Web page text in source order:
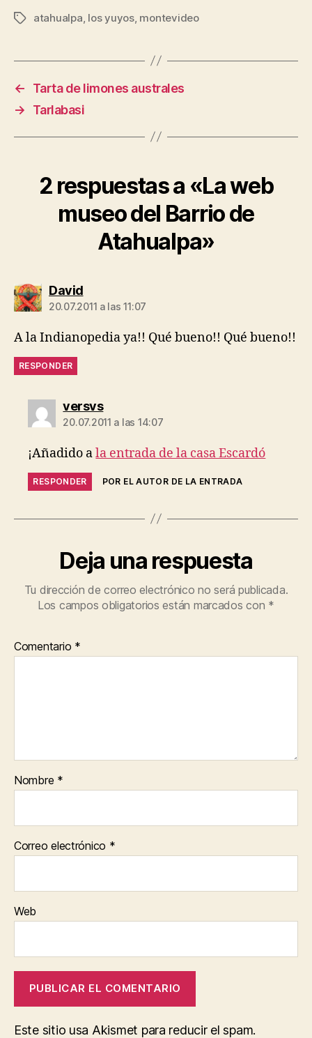
Etiquetas
atahualpa los yuyos, montevideo
←
Tarta de limones australes
→
Tarlabasi
2 respuestas a «La web
museo del Barrio de
Atahualpa»
Daviddice:
20.07.2011 a las 11:07
A la Indianopedia ya!! Qué bueno!! Qué bueno!!
RESPONDER
versvsdice:
20.07.2011 a las 14:07
¡Añadido ala entrada de la casa Escardó
RESPONDER POR EL AUTOR DE LA ENTRADA
Deja una respuesta
Tu dirección de correo electrónico no será publicada.
Los campos obligatorios están marcados con *
Comentario *
Nombre *
Correo electrónico *
Web
Este sitio usa Akismet para reducir el spam.